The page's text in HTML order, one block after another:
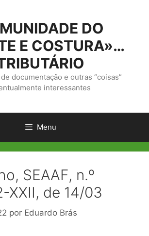
DO
E COSTURA»…
documentação e outras “coisas”
interessantes
Menu
SEAAF, n.º
XXII, de 14/03
por Eduardo Brás